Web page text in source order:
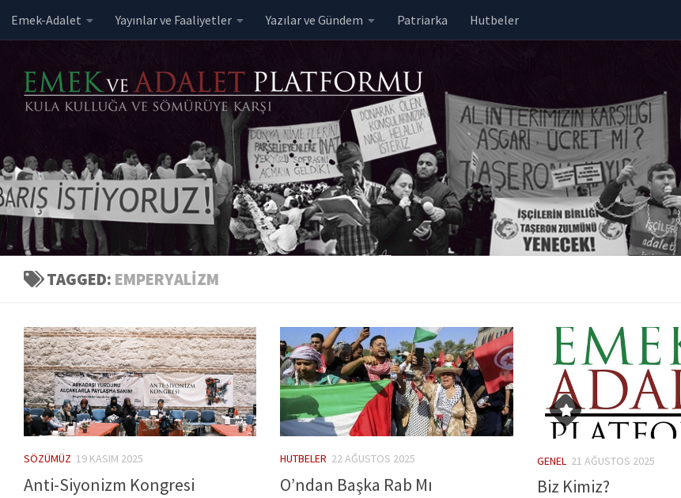
Skip to content
Emek-Adalet Yayınlar ve Faaliyetler Yazılar ve Gündem Patriarka Hutbeler
TAGGED: EMPERYALIZM
SÖZÜMÜZ 19 KASIM 2025
Anti-Siyonizm Kongresi
HUTBELER 22 AĞUSTOS 2025
O’ndan Başka Rab Mı
GENEL 21 AĞUSTOS 2025
Biz Kimiz?